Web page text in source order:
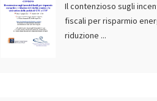
Il contenzioso sugli
fiscali per risparmio
riduzione ...